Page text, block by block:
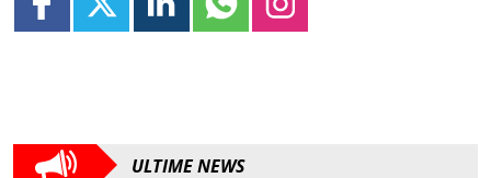
ULTIME NEWS